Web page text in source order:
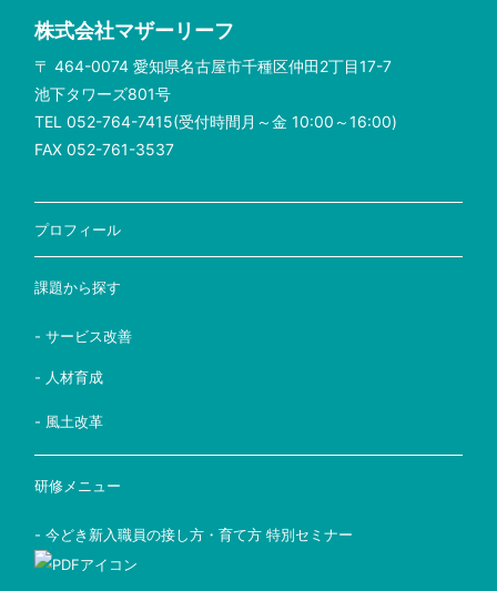
株式会社マザーリーフ
〒 464-0074 愛知県名古屋市千種区仲田2丁目17-7
池下タワーズ801号
TEL 052-764-7415(受付時間月～金 10:00～16:00)
FAX 052-761-3537
プロフィール
課題から探す
- サービス改善
- 人材育成
- 風土改革
研修メニュー
- 今どき新入職員の接し方・育て方 特別セミナー